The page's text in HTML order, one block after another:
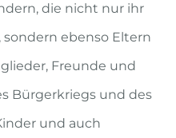
die nicht nur ihr
ebenso Eltern
Freunde und
Bürgerkriegs und des
und auch